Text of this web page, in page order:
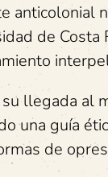
anticolonial
de Costa
llegada al
una guía
de